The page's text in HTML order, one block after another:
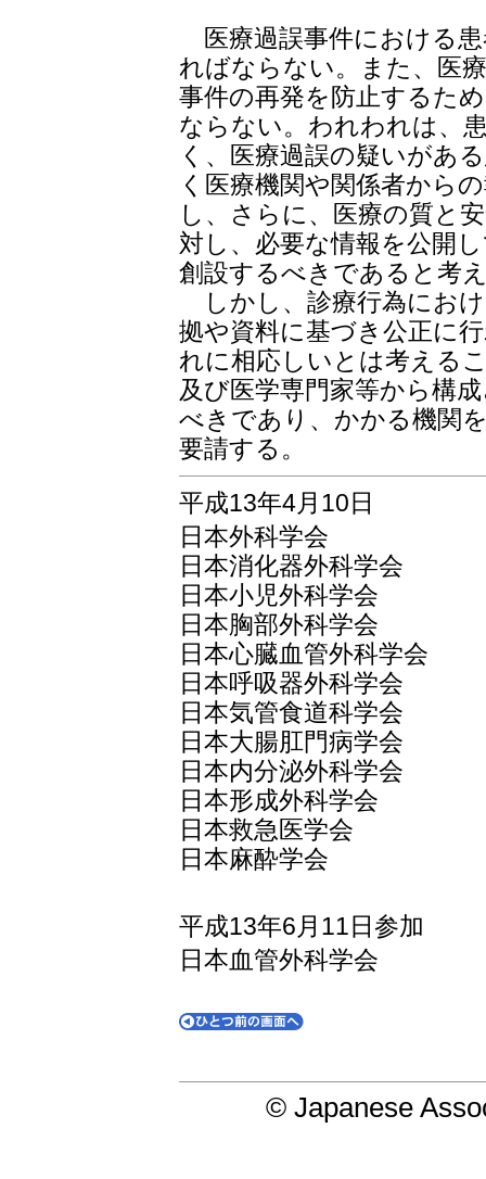
医療過誤事件における
ればならない。また、医
事件の再発を防止するた
ならない。われわれは、
く、医療過誤の疑いがあ
く医療機関や関係者から
し、さらに、医療の質と
対し、必要な情報を公開
創設するべきであると考
しかし、診療行為にお
拠や資料に基づき公正に
れに相応しいとは考える
及び医学専門家等から構
べきであり、かかる機関
要請する。
平成13年4月10日
日本外科学会
日本消化器外科学会
日本小児外科学会
日本胸部外科学会
日本心臓血管外科学会
日本呼吸器外科学会
日本気管食道科学会
日本大腸肛門病学会
日本内分泌外科学会
日本形成外科学会
日本救急医学会
日本麻酔学会
平成13年6月11日参加
日本血管外科学会
© Japanese